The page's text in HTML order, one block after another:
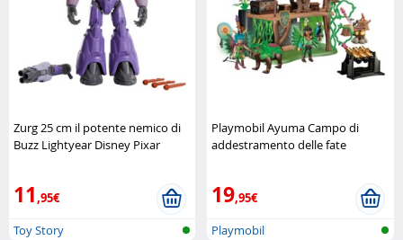
Zurg 25 cm il potente nemico di
Buzz Lightyear Disney Pixar
11,95€
Toy Story
Playmobil Ayuma Campo di
addestramento delle fate
19,95€
Playmobil